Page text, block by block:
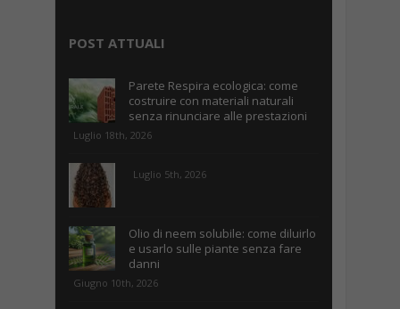
POST ATTUALI
Parete Respira ecologica: come
costruire con materiali naturali
senza rinunciare alle prestazioni
Luglio 18th, 2026
Luglio 5th, 2026
Olio di neem solubile: come diluirlo
e usarlo sulle piante senza fare
danni
Giugno 10th, 2026